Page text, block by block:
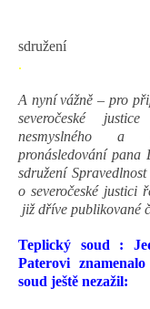
sdružení
.
A nyní vážně – pro
severočeské
nesmyslného a
pronásledování pana
sdružení
o severočeské justici
již dříve publikované
Teplický soud :
Paterovi
soud ještě nezažil: